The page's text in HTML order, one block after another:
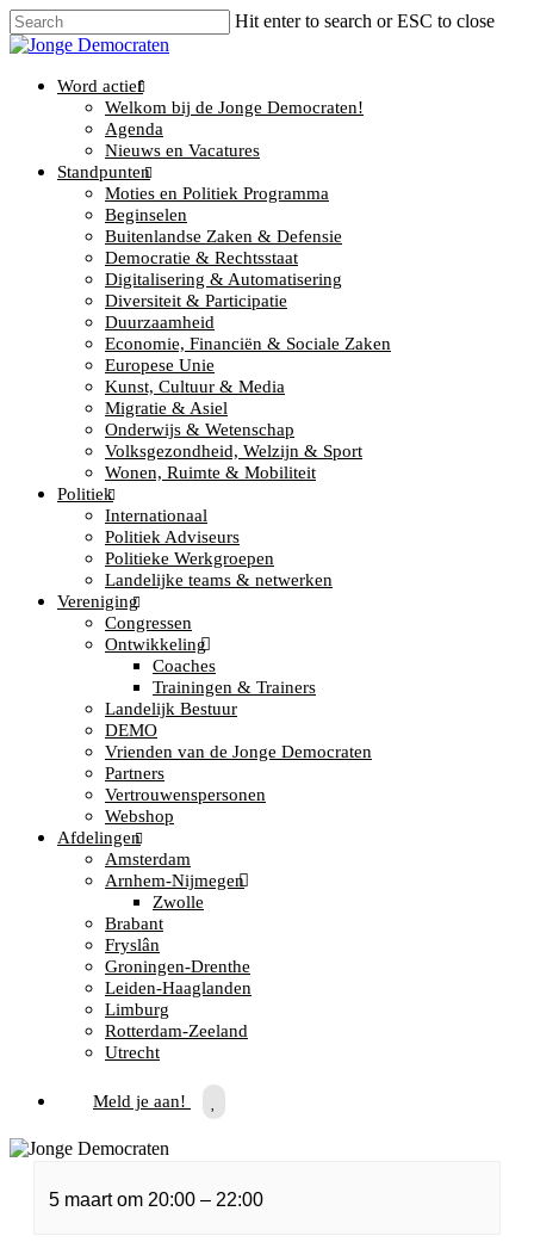
Hit enter to search or ESC to close
Word actief
Welkom bij de Jonge Democraten!
Agenda
Nieuws en Vacatures
Standpunten
Moties en Politiek Programma
Beginselen
Buitenlandse Zaken & Defensie
Democratie & Rechtsstaat
Digitalisering & Automatisering
Diversiteit & Participatie
Duurzaamheid
Economie, Financiën & Sociale Zaken
Europese Unie
Kunst, Cultuur & Media
Migratie & Asiel
Onderwijs & Wetenschap
Volksgezondheid, Welzijn & Sport
Wonen, Ruimte & Mobiliteit
Politiek
Internationaal
Politiek Adviseurs
Politieke Werkgroepen
Landelijke teams & netwerken
Vereniging
Congressen
Ontwikkeling
Coaches
Trainingen & Trainers
Landelijk Bestuur
DEMO
Vrienden van de Jonge Democraten
Partners
Vertrouwenspersonen
Webshop
Afdelingen
Amsterdam
Arnhem-Nijmegen
Zwolle
Brabant
Fryslân
Groningen-Drenthe
Leiden-Haaglanden
Limburg
Rotterdam-Zeeland
Utrecht
Meld je aan!
5 maartom 20:00 – 22:00